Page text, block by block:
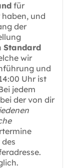
für
und
der
Standard
wir
und
Uhr ist
jedem
der von dir